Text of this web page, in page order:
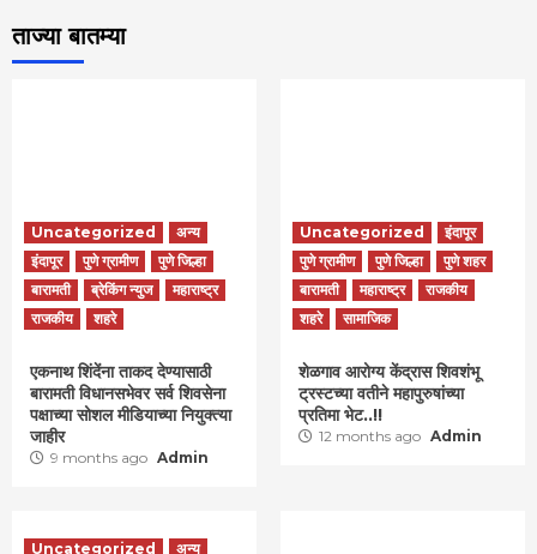
ताज्या बातम्या
Uncategorized
अन्य
इंदापूर
पुणे ग्रामीण
पुणे जिल्हा
बारामती
ब्रेकिंग न्युज
महाराष्ट्र
राजकीय
शहरे
एकनाथ शिंदेंना ताकद देण्यासाठी
बारामती विधानसभेवर सर्व शिवसेना
पक्षाच्या सोशल मीडियाच्या नियुक्त्या
जाहीर
9 months ago Admin
Uncategorized
इंदापूर
पुणे ग्रामीण
पुणे जिल्हा
पुणे शहर
बारामती
महाराष्ट्र
राजकीय
शहरे
सामाजिक
शेळगाव आरोग्य केंद्रास शिवशंभू
ट्रस्टच्या वतीने महापुरुषांच्या
प्रतिमा भेट..!!
12 months ago Admin
Uncategorized अन्य